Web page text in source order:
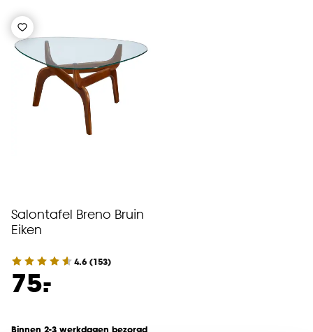
Salontafel Breno Bruin
Eiken
4.6 (153)
75.
-
Binnen 2-3 werkdagen bezorgd